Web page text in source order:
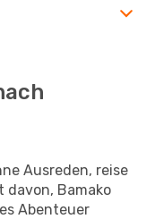
Ausreden, reise
davon, Bamako
Abenteuer